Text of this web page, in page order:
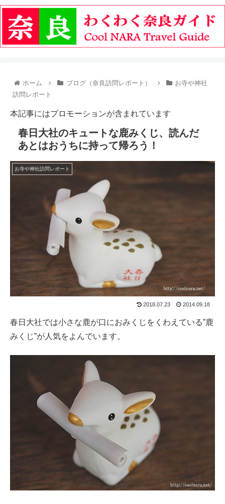
ホーム ブログ（奈良訪問レポート）
お寺や神社
訪問レポート
本記事にはプロモーションが含まれています
春日大社のキュートな鹿みくじ、読んだ
あとはおうちに持って帰ろう！
お寺や神社訪問レポート
2018.07.23 2014.09.18
春日大社では小さな鹿が口におみくじをくわえている”鹿
みくじ”が人気をよんでいます。